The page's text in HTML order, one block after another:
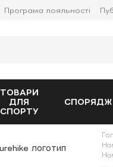
Програма лояльності
ТОВАРИ
ДЛЯ
СПОРТУ